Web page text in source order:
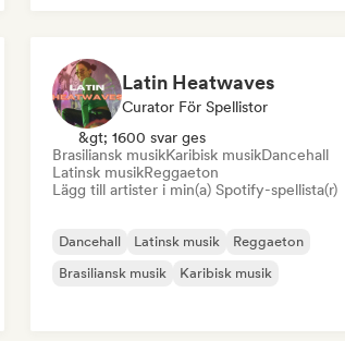
Latin Heatwaves
Curator För Spellistor
&gt; 1600 svar ges
Brasiliansk musikKaribisk musikDancehall
Latinsk musikReggaeton
Lägg till artister i min(a) Spotify-spellista(r)
Dancehall Latinsk musik
Reggaeton
Brasiliansk musik
Karibisk musik